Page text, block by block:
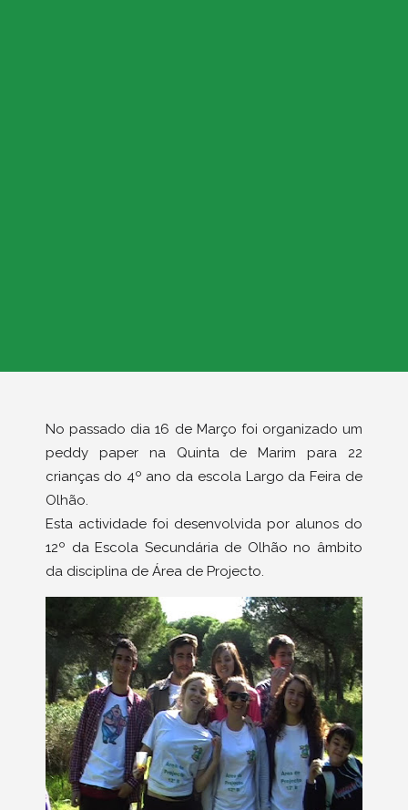
No passado dia 16 de Março foi organizado um
peddy paper na Quinta de Marim para 22
crianças do 4º ano da escola Largo da Feira de
Olhão.
Esta actividade foi desenvolvida por alunos do
12º da Escola Secundária de Olhão no âmbito
da disciplina de Área de Projecto.